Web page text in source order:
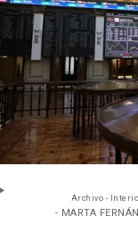
Archivo -
- MARTA